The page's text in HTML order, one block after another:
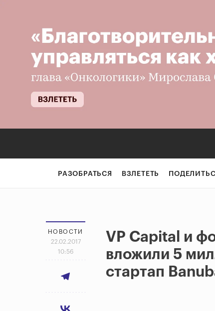
РАЗОБРАТЬСЯ ВЗЛЕТЕТЬ
НОВОСТИ
22.02.2017
10:56
VP Capital и
вложили 5
стартап